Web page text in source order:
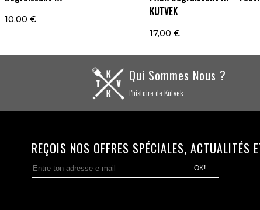
10,00 €
KUTVEK
17,00 €
Qui Sommes Nous ?
L'histoire de Kutvek
REÇOIS NOS OFFRES SPÉCIALES, ACTUALITÉS
OK!